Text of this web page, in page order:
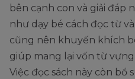
bên cạnh con và giải đáp
như dạy bé cách đọc từ
cũng nên khuyến khích
giúp mang lại vốn từ
Việc đọc sách này còn bổ